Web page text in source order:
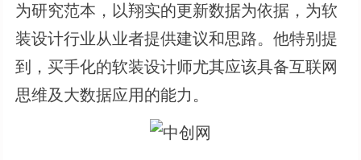
为研究范本，以翔实的更新数据为依据，为软
装设计行业从业者提供建议和思路。他特别提
到，买手化的软装设计师尤其应该具备互联网
思维及大数据应用的能力。